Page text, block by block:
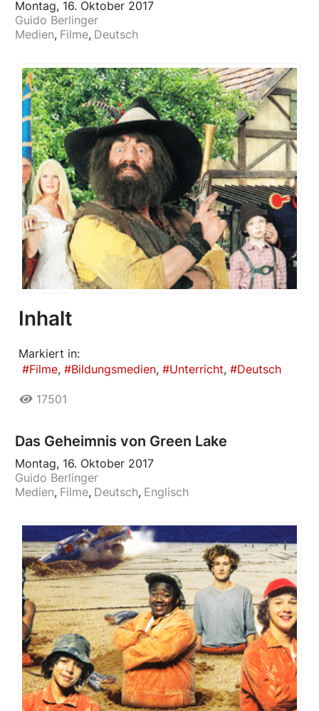
Montag, 16. Oktober 2017
Guido Berlinger
Medien Filme Deutsch
Inhalt
Markiert in:
Filme
Bildungsmedien Unterricht Deutsch
17501
Das Geheimnis von Green Lake
Montag, 16. Oktober 2017
Guido Berlinger
Medien Filme Deutsch Englisch